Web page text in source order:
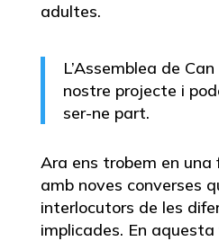
adultes.
L’Assemblea de
nostre projecte i
ser-ne part.
Ara ens trobem en una
amb noves converses
interlocutors de les
implicades. En